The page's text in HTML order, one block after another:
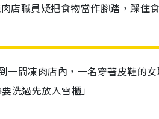
店職員疑把食物當作腳踏，踩住
間凍肉店內，一名穿著皮鞋的
洗過先放入雪櫃」